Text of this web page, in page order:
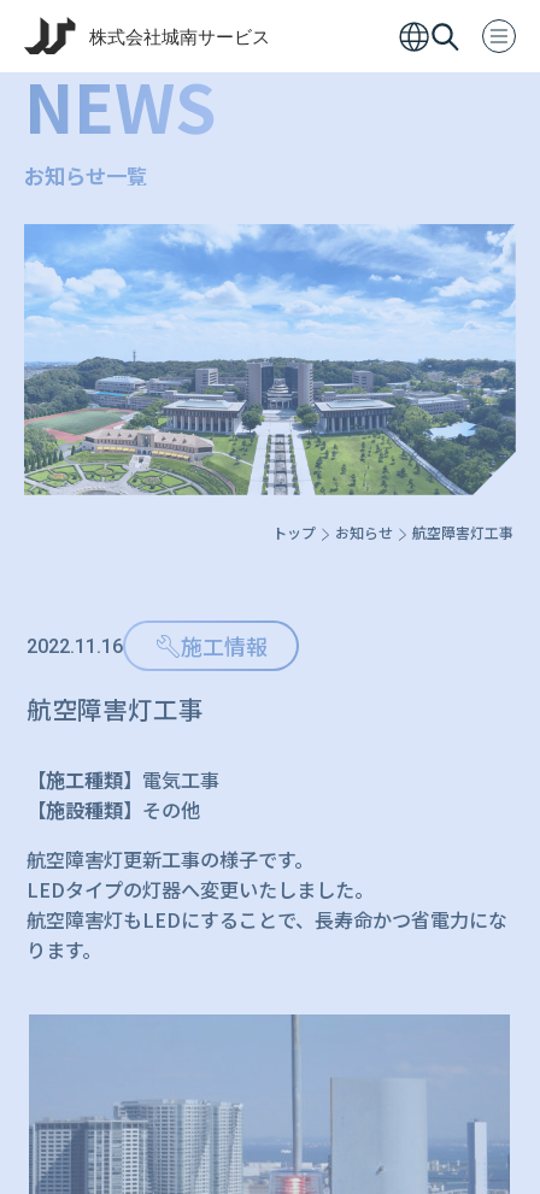
NEWS
お知らせ一覧
トップ お知らせ 航空障害灯工事
2022.11.16 施工情報
航空障害灯工事
【施工種類】 電気工事
【施設種類】 その他
航空障害灯更新工事の様子です。
LEDタイプの灯器へ変更いたしました。
航空障害灯もLEDにすることで、長寿命かつ省電力にな
ります。